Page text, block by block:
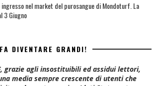
ingresso nel market del purosangue di Mondoturf. La
3 Giugno
DIVENTARE GRANDI!
grazie agli insostituibili ed assidui lettori,
media sempre crescente di utenti che